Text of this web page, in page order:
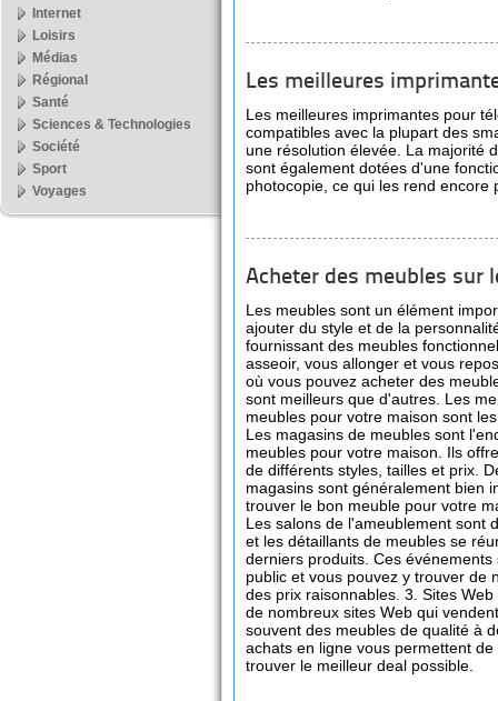
Les meilleures
Les meilleures imprimantes pour
compatibles avec la plupart des
une résolution élevée. La majorité
sont également dotées d'une
photocopie, ce qui les rend encore
Acheter des meubles sur
Les meubles sont un élément
ajouter du style et de la
fournissant des meubles
asseoir, vous allonger et vous
où vous pouvez acheter des
sont meilleurs que d'autres. Les
meubles pour votre maison sont
Les magasins de meubles sont
meubles pour votre maison. Ils
de différents styles, tailles et prix.
magasins sont généralement bien
trouver le bon meuble pour votre
Les salons de l'ameublement sont
et les détaillants de meubles se
derniers produits. Ces
public et vous pouvez y trouver de
des prix raisonnables. 3. Sites
de nombreux sites Web qui
souvent des meubles de qualité à
achats en ligne vous permettent
trouver le meilleur deal possible.
Internet
Loisirs
Médias
Régional
Santé
Sciences & Technologies
Société
Sport
Voyages